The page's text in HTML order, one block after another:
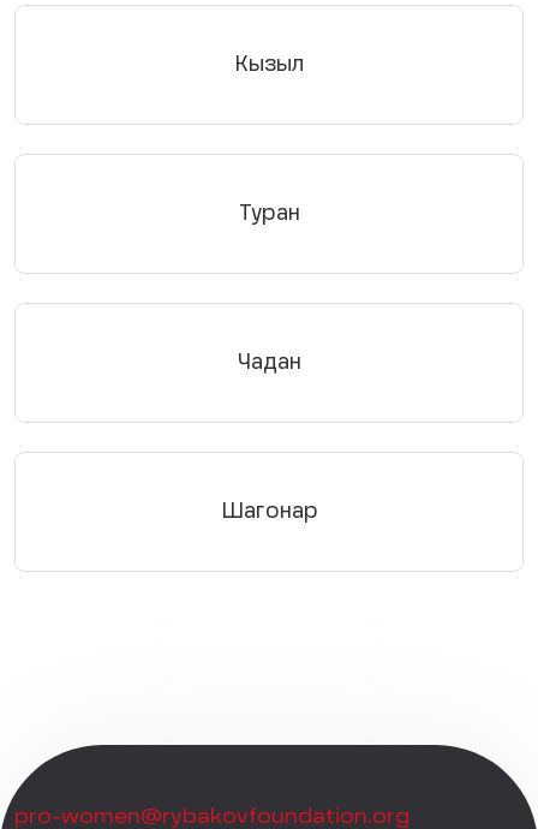
Кызыл
Туран
Чадан
Шагонар
pro-women@rybakovfoundation.org